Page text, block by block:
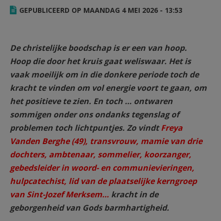
AANMELDEN OF REGISTREREN
GEPUBLICEERD OP MAANDAG 4 MEI 2026 - 13:53
De christelijke boodschap is er een van hoop.
Hoop die door het kruis gaat weliswaar. Het is
vaak moeilijk om in die donkere periode toch de
kracht te vinden om vol energie voort te gaan, om
het positieve te zien. En toch … ontwaren
sommigen onder ons ondanks tegenslag of
problemen toch lichtpuntjes. Zo vindtFreya
Vanden Berghe (49), transvrouw, mamie van drie
dochters, ambtenaar, sommelier, koorzanger,
gebedsleider in woord- en communievieringen,
hulpcatechist, lid van de plaatselijke kerngroep
van Sint-Jozef Merksem… kracht in de
geborgenheid van Gods barmhartigheid.